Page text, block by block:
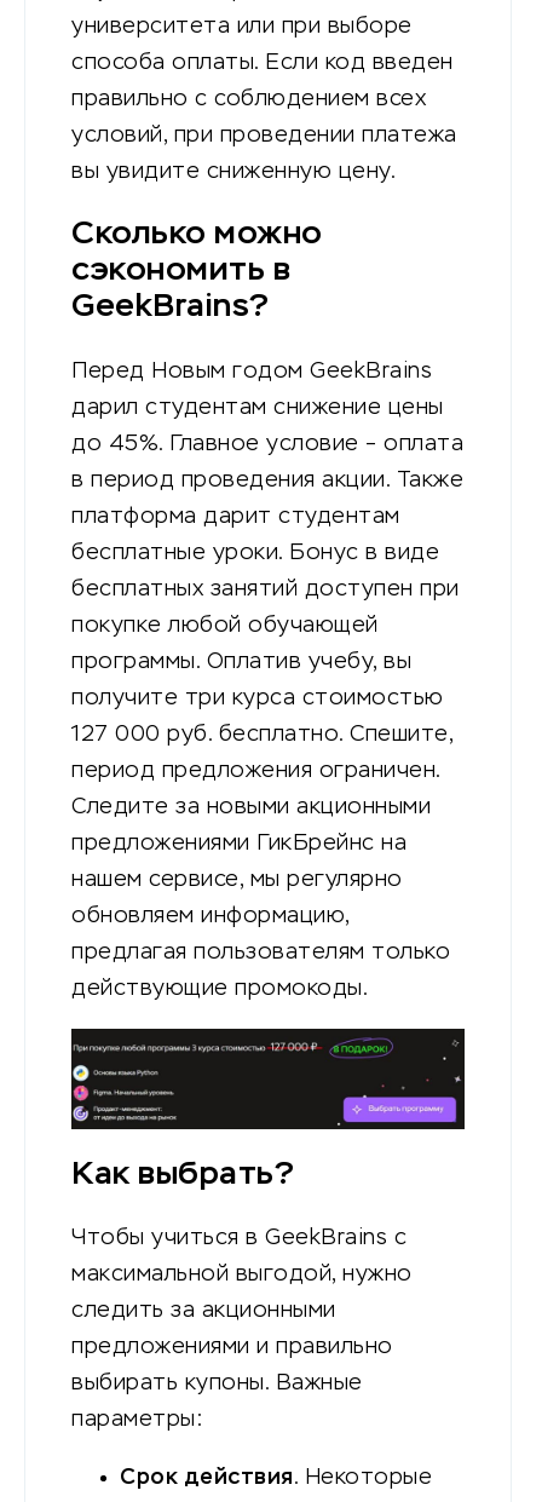
университета или при выборе
способа оплаты. Если код введен
правильно с соблюдением всех
условий, при проведении платежа
вы увидите сниженную цену.
Сколько можно
сэкономить в
GeekBrains?
Перед Новым годом GeekBrains
дарил студентам снижение цены
до 45%. Главное условие – оплата
в период проведения акции. Также
платформа дарит студентам
бесплатные уроки. Бонус в виде
бесплатных занятий доступен при
покупке любой обучающей
программы. Оплатив учебу, вы
получите три курса стоимостью
127 000 руб. бесплатно. Спешите,
период предложения ограничен.
Следите за новыми акционными
предложениями ГикБрейнс на
нашем сервисе, мы регулярно
обновляем информацию,
предлагая пользователям только
действующие промокоды.
Как выбрать?
Чтобы учиться в GeekBrains с
максимальной выгодой, нужно
следить за акционными
предложениями и правильно
выбирать купоны. Важные
параметры:
Срок действия. Некоторые